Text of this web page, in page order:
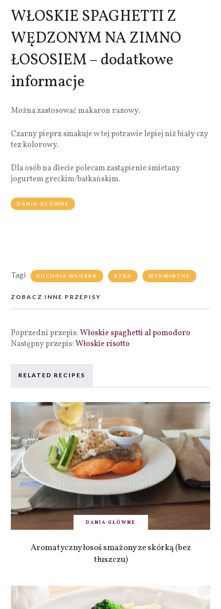
WŁOSKIE SPAGHETTI Z
WĘDZONYM NA ZIMNO
ŁOSOSIEM – dodatkowe
informacje
Można zastosować makaron razowy.
Czarny pieprz smakuje w tej potrawie lepiej niż biały czy
tez kolorowy.
Dla osób na diecie polecam zastąpienie śmietany
jogurtem greckim/bałkańskim.
DANIA GŁÓWNE
Tagi KUCHNIA WŁOSKA RYBA WYKWINTNE
ZOBACZ INNE PRZEPISY
Poprzedni przepis:Włoskie spaghetti al pomodoro
Następny przepis:Włoskie risotto
RELATED RECIPES
DANIA GŁÓWNE
Aromatyczny łosoś smażony ze skórką (bez
tłuszczu)